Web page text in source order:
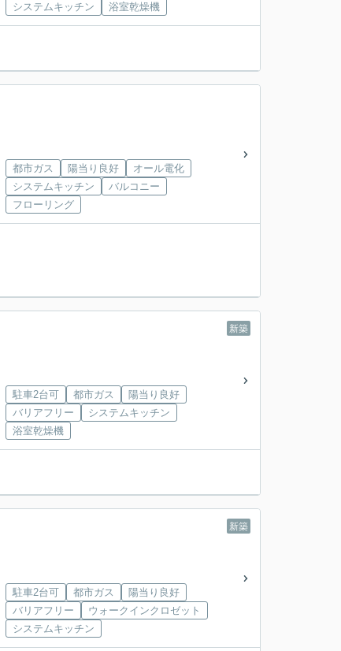
システムキッチン
浴室乾燥機
都市ガス 陽当り良好
オール電化
システムキッチン
バルコニー
フローリング
新築
駐車2台可 都市ガス
陽当り良好
バリアフリー
システムキッチン
浴室乾燥機
新築
駐車2台可 都市ガス
陽当り良好
バリアフリー
ウォークインクロゼット
システムキッチン